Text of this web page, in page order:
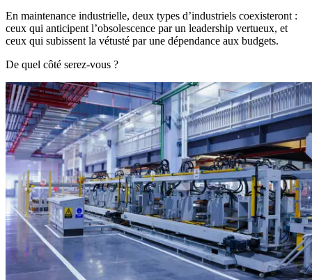
En maintenance industrielle, deux types d’industriels coexisteront :
ceux qui anticipent l’obsolescence par un leadership vertueux, et
ceux qui subissent la vétusté par une dépendance aux budgets.
De quel côté serez-vous ?